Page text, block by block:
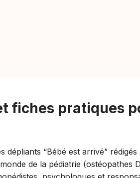
fiches pratiques
dépliants “Bébé est arrivé”
de la pédiatrie (ostéopathes